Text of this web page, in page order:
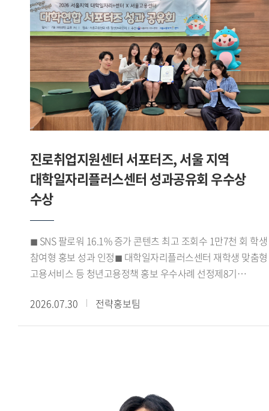
경쟁한다.삼성화재의 후원으로 열린 이번 대회는 2030세대의
일상에 보험을 더하다 를 주제로 진행됐다. 광미사팀은
수업에서 수행한 팀 프로젝트를 발전시켜 공모전에
출품했으며, 보험 시장이 꾸준히 성장하는 가운데 2030세대의
신규 가입은 감소하고 있다는 점에 주목해 캠페인 전략을
설계했다.광미사팀은 이를 바탕으로 같이, 일상이 되다 라는
캠페인 콘셉트를 제시했다. 보험을 어렵고 복잡하게 인식하는
2030세대가 보다 친근하게 접근할 수 있도록 AI 진단 테스트와
구체적인 실행안을 구성했다.광미사팀은 강민서(팀장 GBT 22),
이정민(독일어통번역 23), 유승원(철학 24), 윤혜령
(이탈리아어통번역 21) 학생으로 구성됐다. 서로 다른 전공의
학생들은 아이디어 도출과 시장 데이터 분석, 캠페인 전략 수립,
기획안 제작에 이르는 전 과정을 함께 수행했다.
코삭챌린저상은 각 지역 예선 출품작 가운데 상위 15% 이내의
우수작에 수여되는 상이다. 이번 수상은 광미사팀의 기획력과
캠페인의 실현 가능성을 인정받은 결과로, 교과목에서 진행한
수업과 실무를 연계한 교육의 성과를 보여주는 사례로
진로취업지원센터 서포터즈, 서울 지역
대학일자리플러스센터 성과공유회 우수상
수상
◼ SNS 팔로워 16.1% 증가 콘텐츠 최고 조회수 1만7천 회 학생
참여형 홍보 성과 인정◼ 대학일자리플러스센터 재학생 맞춤형
고용서비스 등 청년고용정책 홍보 우수사례 선정제8기
대학일자리플러스센터 성과공유회에서 우수상을 수상하며
학생 참여형 진로 취업 홍보 활동의 우수성을 인정받았다.우리
대학일자리플러스센터(거점형) 사업을 비롯해 고용노동부의
2026.07.30 전략홍보팀